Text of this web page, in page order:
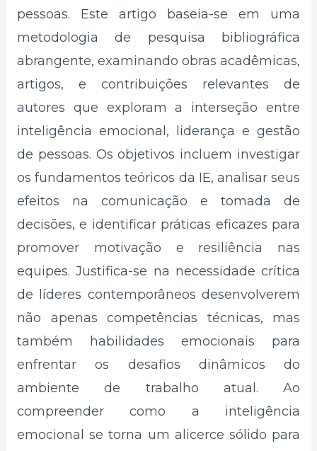
pessoas. Este artigo baseia-se em uma
metodologia de pesquisa bibliográfica
abrangente, examinando obras acadêmicas,
artigos, e contribuições relevantes de
autores que exploram a interseção entre
inteligência emocional, liderança e gestão
de pessoas. Os objetivos incluem investigar
os fundamentos teóricos da IE, analisar seus
efeitos na comunicação e tomada de
decisões, e identificar práticas eficazes para
promover motivação e resiliência nas
equipes. Justifica-se na necessidade crítica
de líderes contemporâneos desenvolverem
não apenas competências técnicas, mas
também habilidades emocionais para
enfrentar os desafios dinâmicos do
ambiente de trabalho atual. Ao
compreender como a inteligência
emocional se torna um alicerce sólido para